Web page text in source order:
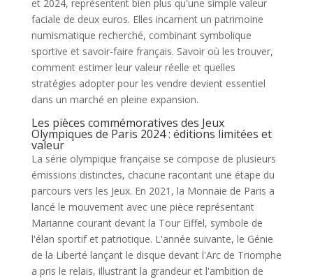
et 2024, représentent bien plus qu'une simple valeur
faciale de deux euros. Elles incarnent un patrimoine
numismatique recherché, combinant symbolique
sportive et savoir-faire français. Savoir où les trouver,
comment estimer leur valeur réelle et quelles
stratégies adopter pour les vendre devient essentiel
dans un marché en pleine expansion.
Les pièces commémoratives des Jeux
Olympiques de Paris 2024 : éditions limitées et
valeur
La série olympique française se compose de plusieurs
émissions distinctes, chacune racontant une étape du
parcours vers les Jeux. En 2021, la Monnaie de Paris a
lancé le mouvement avec une pièce représentant
Marianne courant devant la Tour Eiffel, symbole de
l'élan sportif et patriotique. L'année suivante, le Génie
de la Liberté lançant le disque devant l'Arc de Triomphe
a pris le relais, illustrant la grandeur et l'ambition de